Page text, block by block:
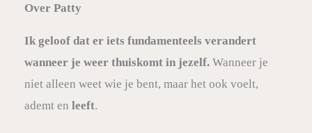
Over Patty
Ik geloof dat er iets fundamenteels verandert
wanneer je weer thuiskomt in jezelf. Wanneer je
niet alleen weet wie je bent, maar het ook voelt,
ademt en leeft.